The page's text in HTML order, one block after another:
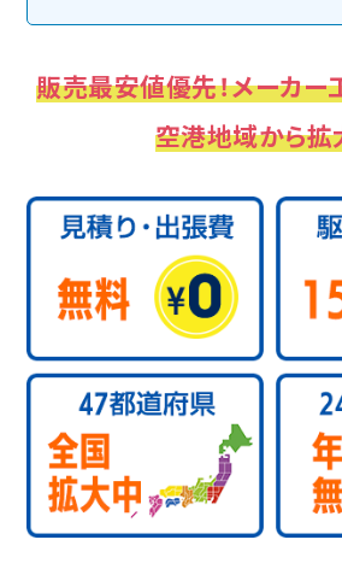
販売最安値優先！メーカー
空港地域から拡